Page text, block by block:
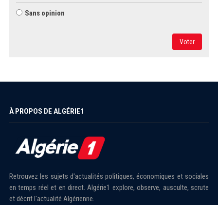
Sans opinion
Voter
À PROPOS DE ALGÉRIE1
Retrouvez les sujets d'actualités politiques, économiques et sociales
en temps réel et en direct. Algérie1 explore, observe, ausculte, scrute
et décrit l'actualité Algérienne.